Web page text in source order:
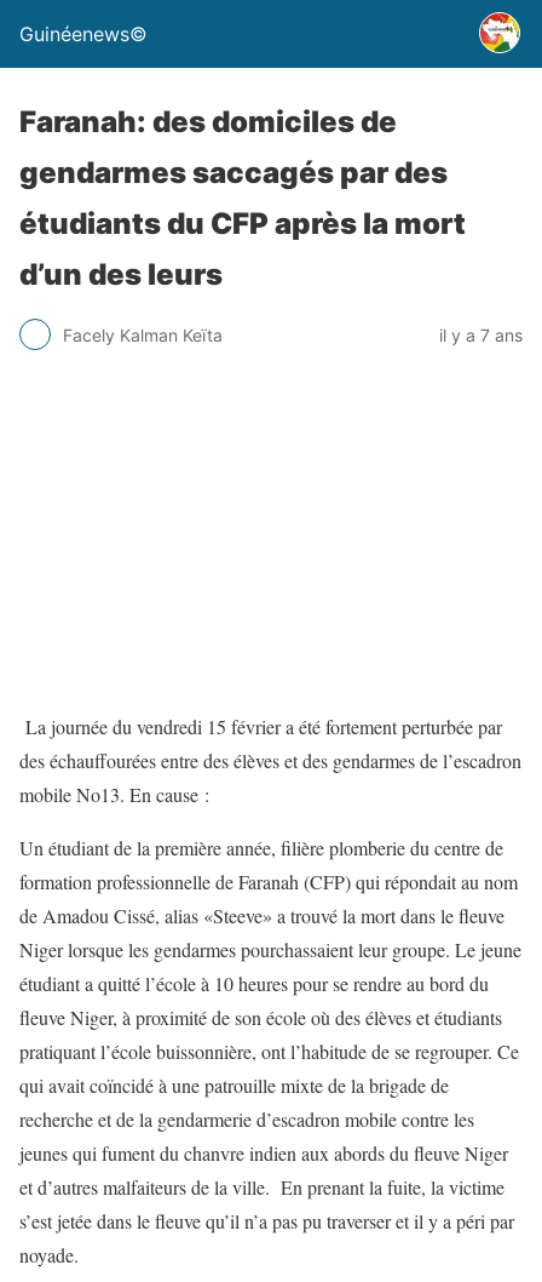
Guinéenews©
Faranah: des domiciles de
gendarmes saccagés par des
étudiants du CFP après la mort
d’un des leurs
Facely Kalman Keïta il y a 7 ans
La journée du vendredi 15 février a été fortement perturbée par
des échauffourées entre des élèves et des gendarmes de l’escadron
mobile No13. En cause :
Un étudiant de la première année, filière plomberie du centre de
formation professionnelle de Faranah (CFP) qui répondait au nom
de Amadou Cissé, alias «Steeve» a trouvé la mort dans le fleuve
Niger lorsque les gendarmes pourchassaient leur groupe. Le jeune
étudiant a quitté l’école à 10 heures pour se rendre au bord du
fleuve Niger, à proximité de son école où des élèves et étudiants
pratiquant l’école buissonnière, ont l’habitude de se regrouper. Ce
qui avait coïncidé à une patrouille mixte de la brigade de
recherche et de la gendarmerie d’escadron mobile contre les
jeunes qui fument du chanvre indien aux abords du fleuve Niger
et d’autres malfaiteurs de la ville. En prenant la fuite, la victime
s’est jetée dans le fleuve qu’il n’a pas pu traverser et il y a péri par
noyade.